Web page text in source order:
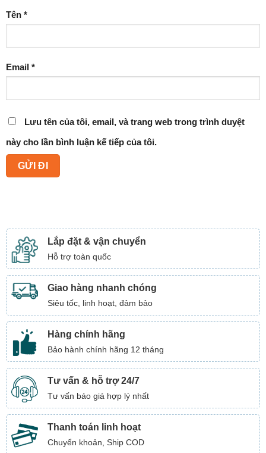
Tên *
Email *
Lưu tên của tôi, email, và trang web trong trình duyệt
này cho lần bình luận kế tiếp của tôi.
Lắp đặt & vận chuyển
Hỗ trợ toàn quốc
Giao hàng nhanh chóng
Siêu tốc, linh hoạt, đảm bảo
Hàng chính hãng
Bảo hành chính hãng 12 tháng
Tư vấn & hỗ trợ 24/7
Tư vấn báo giá hợp lý nhất
Thanh toán linh hoạt
Chuyển khoản, Ship COD